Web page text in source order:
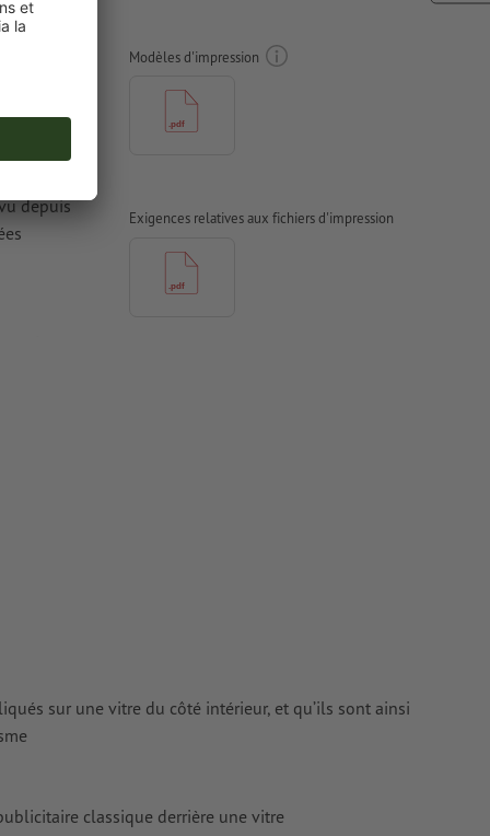
depuis
couchés
Modèles d'impression
Exigences relatives aux fichiers d'impression
sur une vitre du côté intérieur, et qu’ils sont ainsi
classique derrière une vitre